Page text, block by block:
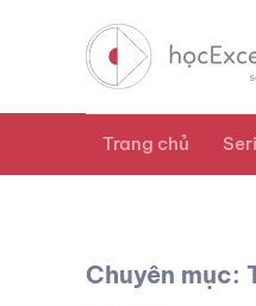
Trang chủ
Chuyên mục: